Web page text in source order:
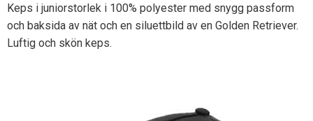
Keps i juniorstorlek i 100% polyester med snygg passform
och baksida av nät och en siluettbild av en Golden Retriever.
Luftig och skön keps.